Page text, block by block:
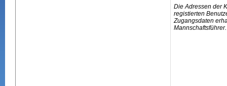
Die Adressen der
registierten
Zugangsdaten
Mannschaftsführer.